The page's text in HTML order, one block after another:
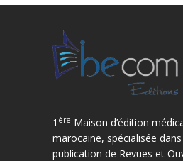
1 ère Maison d’édition
marocaine, spécialisée dans
publication de Revues et